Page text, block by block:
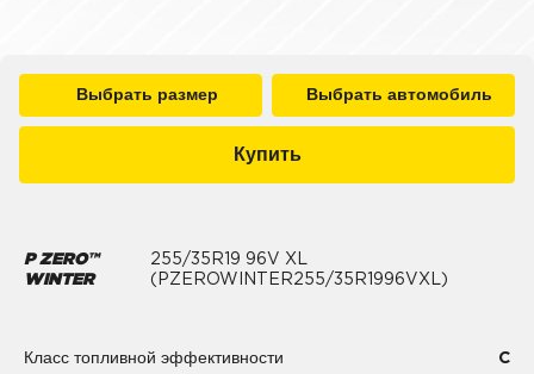
Выбрать размер Выбрать автомобиль
Купить
P ZERO™
WINTER
255/35R19 96V XL
(PZEROWINTER255/35R1996VXL)
Класс топливной эффективности C